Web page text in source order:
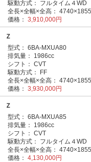
駆動方式： フルタイム４WD
全長×全幅×全高：
価格： 3,910,000円
Ｚ
型式： 6BA-MXUA80
排気量：
1986cc
シフト： CVT
駆動方式：
FF
全長×全幅×全高：
価格： 3,930,000円
Ｚ
型式： 6BA-MXUA85
排気量：
1986cc
シフト： CVT
駆動方式：
フルタイム４WD
全長×全幅×全高：
価格： 4,130,000円